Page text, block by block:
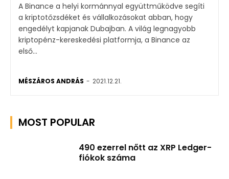
A Binance a helyi kormánnyal együttműködve segíti
a kriptotőzsdéket és vállalkozásokat abban, hogy
engedélyt kapjanak Dubajban. A világ legnagyobb
kriptopénz-kereskedési platformja, a Binance az
első...
MÉSZÁROS ANDRÁS - 2021.12.21.
MOST POPULAR
490 ezerrel nőtt az XRP Ledger-
fiókok száma